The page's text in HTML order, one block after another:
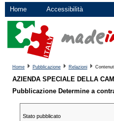
Home Accessibilità
Home Pubblicazione Relazioni
AZIENDA SPECIALE DELLA
Pubblicazione Determine a
Stato pubblicato